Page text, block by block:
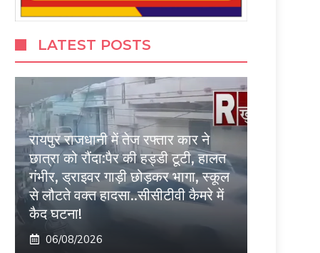
LATEST POSTS
रायपुर राजधानी में तेज रफ्तार कार ने
छात्रा को रौंदा:पैर की हड्डी टूटी, हालत
गंभीर, ड्राइवर गाड़ी छोड़कर भागा, स्कूल
से लौटते वक्त हादसा..सीसीटीवी कैमरे में
कैद घटना!
06/08/2026